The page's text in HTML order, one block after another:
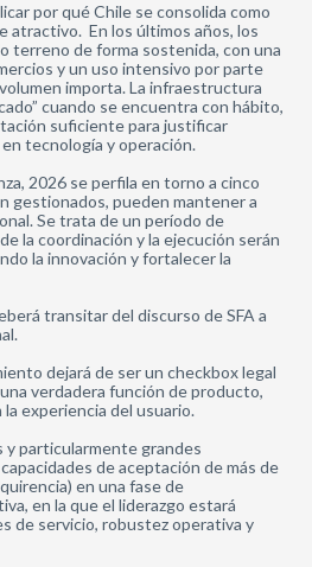
por qué Chile se consolida como
atractivo. En los últimos años, los
terreno de forma sostenida, con una
y un uso intensivo por parte
importa. La infraestructura
cuando se encuentra con hábito,
suficiente para justificar
tecnología y operación.
2026 se perfila en torno a cinco
gestionados, pueden mantener a
Se trata de un período de
la coordinación y la ejecución serán
la innovación y fortalecer la
transitar del discurso de SFA a
dejará de ser un checkbox legal
verdadera función de producto,
experiencia del usuario.
y particularmente grandes
de aceptación de más de
en una fase de
en la que el liderazgo estará
de servicio, robustez operativa y